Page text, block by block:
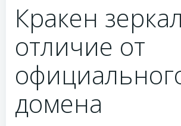
Кракен
отличие от
домена